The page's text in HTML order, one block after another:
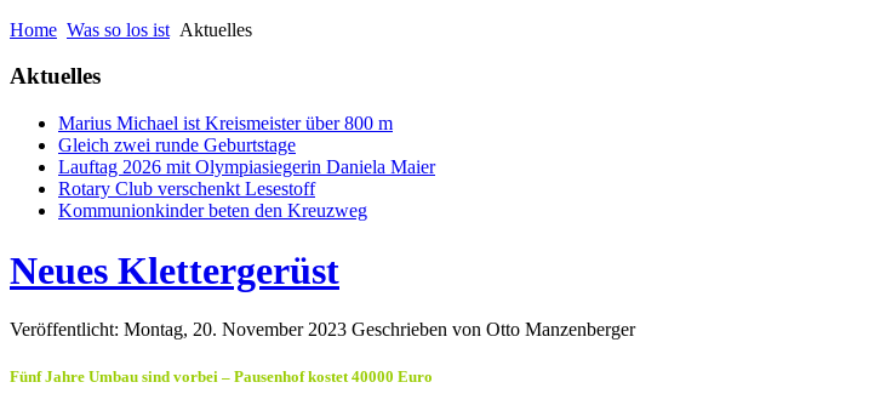
Home Was so los ist Aktuelles
Aktuelles
Marius Michael ist Kreismeister über 800 m
Gleich zwei runde Geburtstage
Lauftag 2026 mit Olympiasiegerin Daniela Maier
Rotary Club verschenkt Lesestoff
Kommunionkinder beten den Kreuzweg
Neues Klettergerüst
Veröffentlicht: Montag, 20. November 2023 Geschrieben von Otto Manzenberger
Fünf Jahre Umbau sind vorbei – Pausenhof kostet 40000 Euro